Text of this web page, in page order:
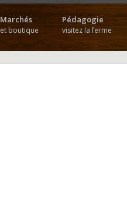
Marchés
et boutique
Pédagogie
visitez la ferme